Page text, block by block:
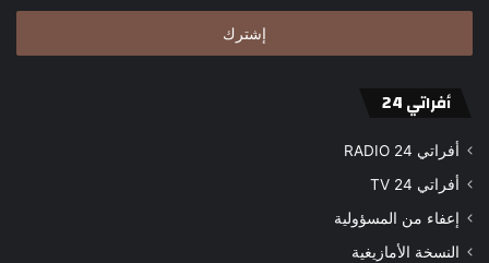
الإلكتروني
أفراتي 24
أفراتي 24 RADIO
أفراتي 24 TV
إعفاء من المسؤولية
النسخة الأمازيغية